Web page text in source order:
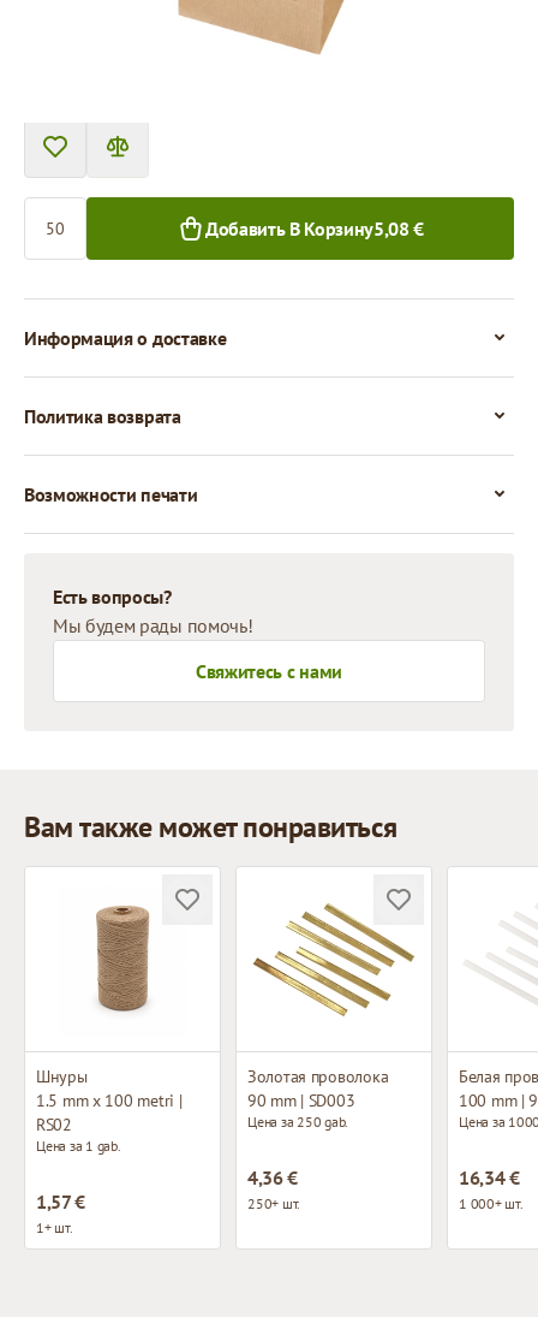
4,78 €
Добавить В Корзину5,08 €
Информация о доставке
Политика возврата
Возможности печати
Есть вопросы?
Мы будем рады помочь!
Свяжитесь с нами
Вам также может понравиться
Шнуры
1.5 mm x 100 metri |
RS02
Цена за 1 gab.
1,57 €
1+ шт.
Золотая проволока
90 mm | SD003
Цена за 250 gab.
4,36 €
250+ шт.
Белая
100 mm |
Цена за
16,34 €
1 000+ шт.